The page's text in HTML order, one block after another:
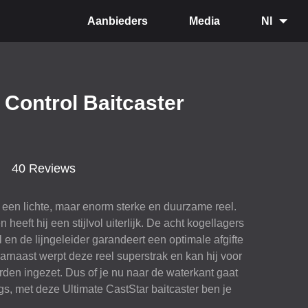
Aanbieders Media Nl
Baitcaster
40 Reviews
lichte, maar enorm sterke en duurzame reel.
heeft hij een stijlvol uiterlijk. De acht kogellagers
en de lijngeleider garandeert een optimale afgifte
werpt deze reel superstrak en kan hij voor
ingezet. Dus of je nu naar de waterkant gaat
met deze Ultimate CastStar baitcaster ben je